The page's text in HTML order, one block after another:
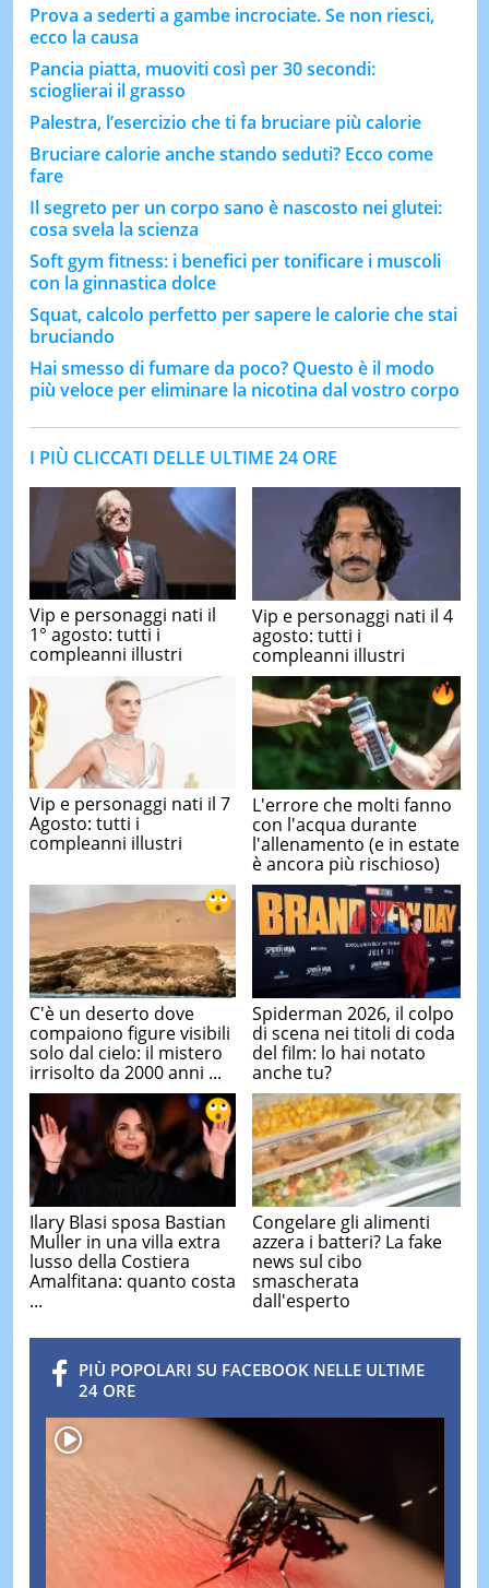
Prova a sederti a gambe incrociate. Se non riesci,
ecco la causa
Pancia piatta, muoviti così per 30 secondi:
scioglierai il grasso
Palestra, l’esercizio che ti fa bruciare più calorie
Bruciare calorie anche stando seduti? Ecco come
fare
Il segreto per un corpo sano è nascosto nei glutei:
cosa svela la scienza
Soft gym fitness: i benefici per tonificare i muscoli
con la ginnastica dolce
Squat, calcolo perfetto per sapere le calorie che stai
bruciando
Hai smesso di fumare da poco? Questo è il modo
più veloce per eliminare la nicotina dal vostro corpo
I PIÙ CLICCATI DELLE ULTIME 24 ORE
Vip e personaggi nati il
1° agosto: tutti i
compleanni illustri
Vip e personaggi nati il 4
agosto: tutti i
compleanni illustri
Vip e personaggi nati il 7
Agosto: tutti i
compleanni illustri
L'errore che molti fanno
con l'acqua durante
l'allenamento (e in estate
è ancora più rischioso)
C'è un deserto dove
compaiono figure visibili
solo dal cielo: il mistero
irrisolto da 2000 anni ...
Spiderman 2026, il colpo
di scena nei titoli di coda
del film: lo hai notato
anche tu?
Ilary Blasi sposa Bastian
Muller in una villa extra
lusso della Costiera
Amalfitana: quanto costa
...
Congelare gli alimenti
azzera i batteri? La fake
news sul cibo
smascherata
dall'esperto
PIÙ POPOLARI SU FACEBOOK NELLE ULTIME
24 ORE